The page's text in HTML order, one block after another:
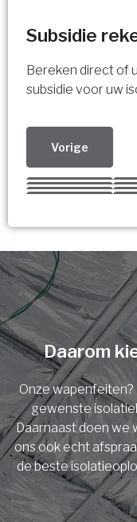
Subsidie
Bereken direct of
subsidie voor uw
Vorige
Kies uw
Meerdere
Isolatiemaatregel
Spouwisolatie
Vloerisolatie
Dakisolatie
Gevelisolatie
Vorige
Vorige
U komt
Vul uw
Voornaam
Achternaam
Daarom
Onze wapenfeiten?
gewenste
Daarnaast doen we
ons ook echt
de beste